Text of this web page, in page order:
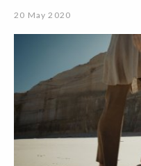
20 May 2020